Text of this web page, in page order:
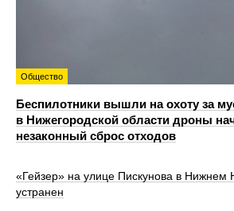
Общество
Беспилотники вышли на охоту за
в Нижегородской области дроны
незаконный сброс отходов
«Гейзер» на улице Пискунова в Нижнем
устранен